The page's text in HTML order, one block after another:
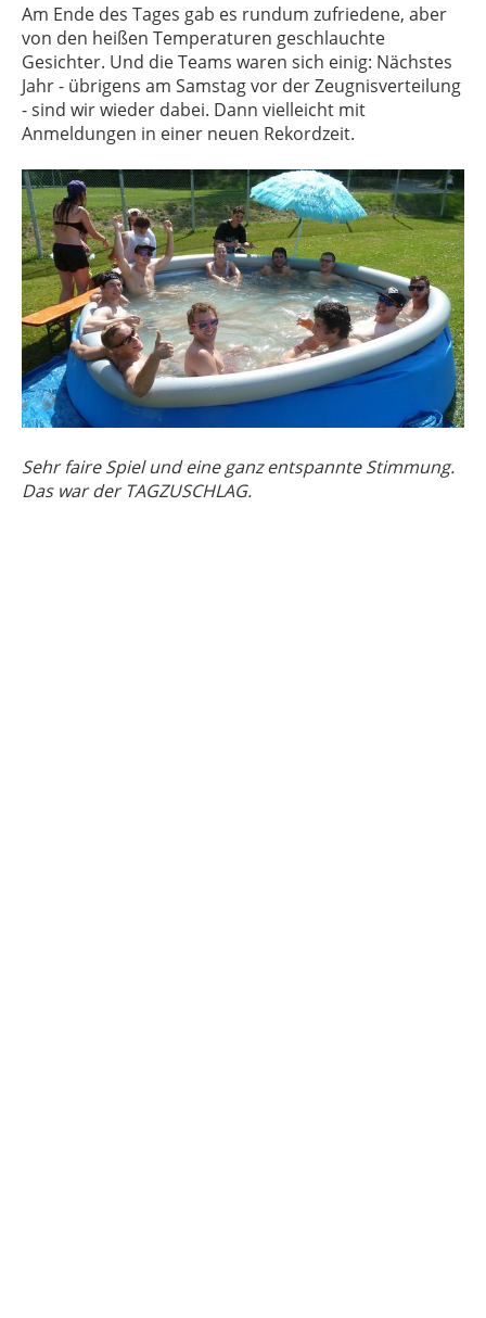
Am Ende des Tages gab es rundum zufriedene, aber
von den heißen Temperaturen geschlauchte
Gesichter. Und die Teams waren sich einig: Nächstes
Jahr - übrigens am Samstag vor der Zeugnisverteilung
- sind wir wieder dabei. Dann vielleicht mit
Anmeldungen in einer neuen Rekordzeit.
Sehr faire Spiel und eine ganz entspannte Stimmung.
Das war der TAGZUSCHLAG.